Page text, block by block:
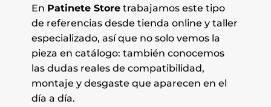
En Patinete Storetrabajamos este tipo
de referencias desde tienda online y taller
especializado, así que no solo vemos la
pieza en catálogo: también conocemos
las dudas reales de compatibilidad,
montaje y desgaste que aparecen en el
día a día.